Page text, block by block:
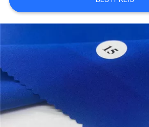
SITEMAP
PRIVACY
POLICY